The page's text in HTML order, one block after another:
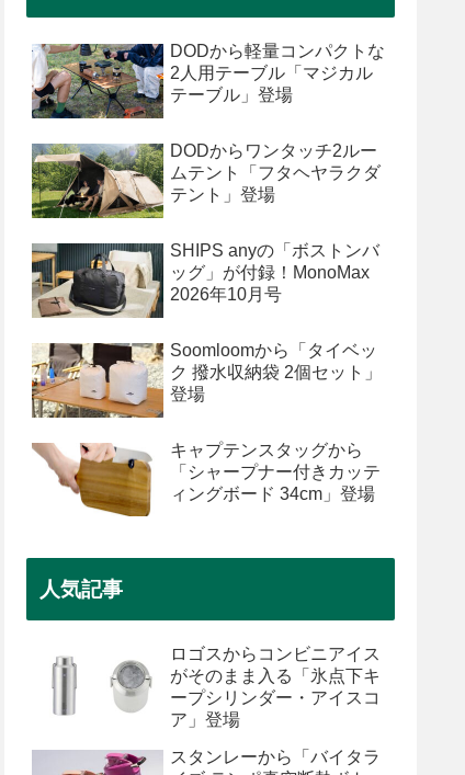
DODから軽量コンパクトな
2人用テーブル「マジカル
テーブル」登場
DODからワンタッチ2ルー
ムテント「フタヘヤラクダ
テント」登場
SHIPS anyの「ボストンバ
ッグ」が付録！MonoMax
2026年10月号
Soomloomから「タイベッ
ク 撥水収納袋 2個セット」
登場
キャプテンスタッグから
「シャープナー付きカッテ
ィングボード 34cm」登場
人気記事
ロゴスからコンビニアイス
がそのまま入る「氷点下キ
ープシリンダー・アイスコ
ア」登場
スタンレーから「バイタラ